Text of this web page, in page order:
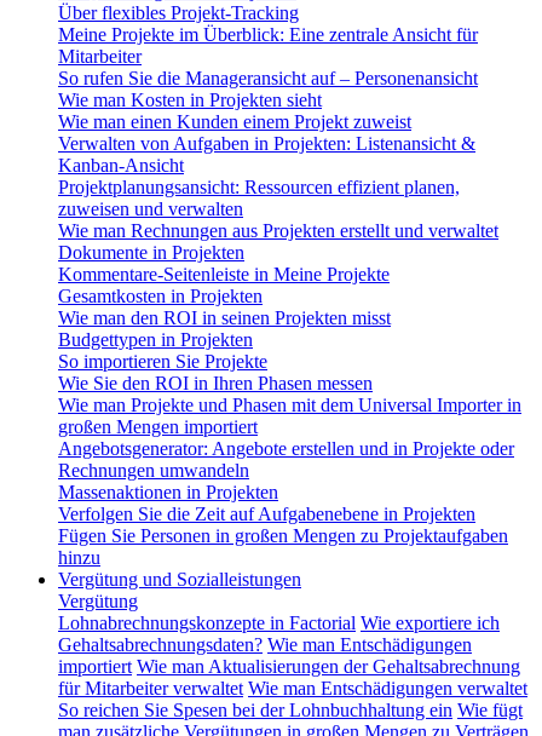
Über flexibles Projekt-Tracking
Meine Projekte im Überblick: Eine zentrale Ansicht für
Mitarbeiter
So rufen Sie die Manageransicht auf – Personenansicht
Wie man Kosten in Projekten sieht
Wie man einen Kunden einem Projekt zuweist
Verwalten von Aufgaben in Projekten: Listenansicht &
Kanban-Ansicht
Projektplanungsansicht: Ressourcen effizient planen,
zuweisen und verwalten
Wie man Rechnungen aus Projekten erstellt und verwaltet
Dokumente in Projekten
Kommentare-Seitenleiste in Meine Projekte
Gesamtkosten in Projekten
Wie man den ROI in seinen Projekten misst
Budgettypen in Projekten
So importieren Sie Projekte
Wie Sie den ROI in Ihren Phasen messen
Wie man Projekte und Phasen mit dem Universal Importer in
großen Mengen importiert
Angebotsgenerator: Angebote erstellen und in Projekte oder
Rechnungen umwandeln
Massenaktionen in Projekten
Verfolgen Sie die Zeit auf Aufgabenebene in Projekten
Fügen Sie Personen in großen Mengen zu Projektaufgaben
hinzu
Vergütung und Sozialleistungen
Vergütung
Lohnabrechnungskonzepte in Factorial Wie exportiere ich
Gehaltsabrechnungsdaten? Wie man Entschädigungen
importiert Wie man Aktualisierungen der Gehaltsabrechnung
für Mitarbeiter verwaltet Wie man Entschädigungen verwaltet
So reichen Sie Spesen bei der Lohnbuchhaltung ein Wie fügt
man zusätzliche Vergütungen in großen Mengen zu Verträgen